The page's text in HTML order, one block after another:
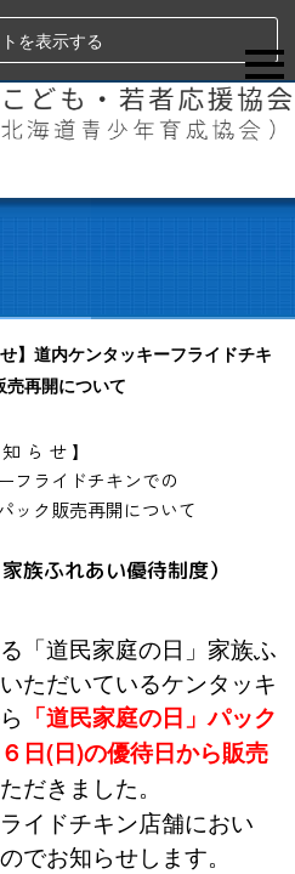
を表示する
せ】道内ケンタッキーフライドチキ
売再開について
知 ら せ 】
フライドチキンでの
ック販売再開について
族ふれあい優待制度）
「道民家庭の日」家族ふ
ただいているケンタッキ
「道民家庭の日」パック
日(日)の優待日から販売
だきました。
イドチキン店舗におい
でお知らせします。